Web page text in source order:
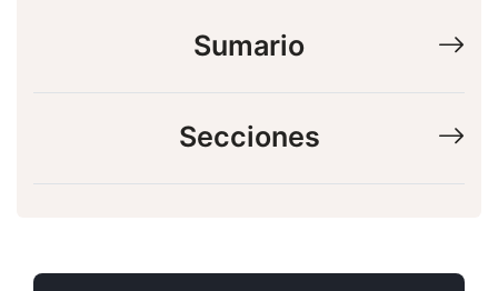
Sumario
Secciones